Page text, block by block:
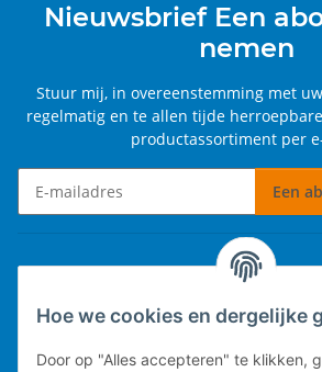
Hoe we cookies en dergelijke
Door op "Alles accepteren" te klikken,
Nieuwsbrief Een
nemen
Stuur mij, in overeenstemming met uw
regelmatig en te allen tijde
productassortiment per
Een
Informatie